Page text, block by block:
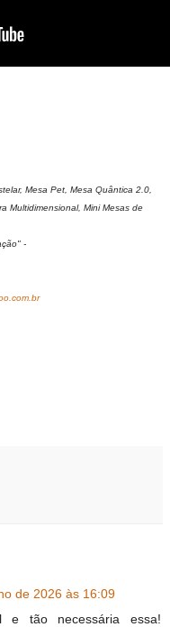
Mesa Pet, Mesa Quântica 2.0,
Multidimensional, Mini Mesas de
-
de 2026 às 16:09
e tão necessária essa!